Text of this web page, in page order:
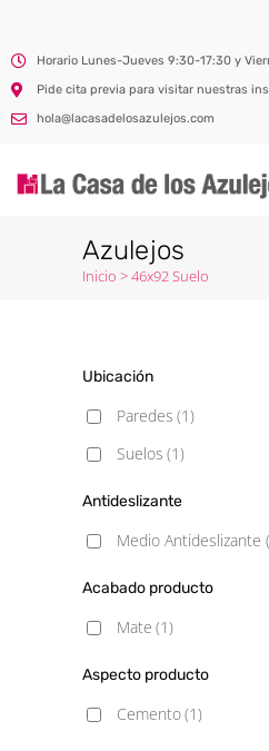
Horario Lunes-Jueves 9:30-17:30 y
Pide cita previa para visitar nuestras
hola@lacasadelosazulejos.com
Azulejos
Inicio >46x92 Suelo
Ubicación
Paredes (1)
Suelos (1)
Antideslizante
Medio Antideslizante
Acabado producto
Mate (1)
Aspecto producto
Cemento(1)